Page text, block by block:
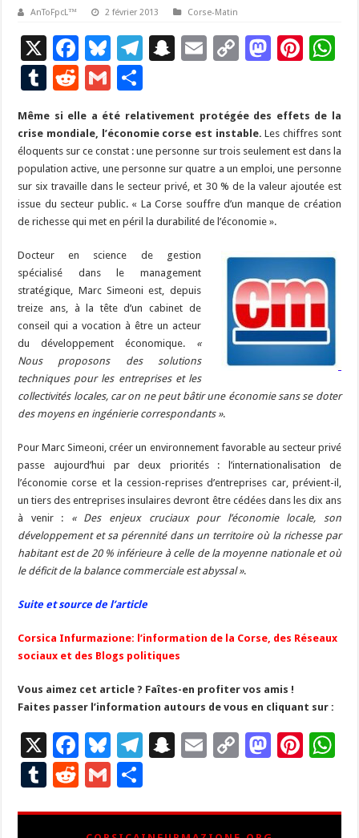
AnToFpcL™ 2 février 2013 Corse-Matin
X
F
ac
e
b
o
o
k
Bl
u
es
ky
T
gr
a
m
S
p
c
h
at
E
l
C
y
Li
n
k
M
d
o
n
Pi
es
t
p
p
T
u
m
bl
r
R
e
d
di
t
G
m
ai
l
ar
ta
g
er
Même si elle a été relativement protégée des effets de la
crise mondiale, l’économie corse est instable.Les chiffres sont
éloquents sur ce constat : une personne sur trois seulement est dans la
population active, une personne sur quatre a un emploi, une personne
sur six travaille dans le secteur privé, et 30 % de la valeur ajoutée est
issue du secteur public. « La Corse souffre d’un manque de création
de richesse qui met en péril la durabilité de l’économie ».
Docteur en science de gestion
spécialisé dans le management
stratégique, Marc Simeoni est, depuis
treize ans, à la tête d’un cabinet de
conseil qui a vocation à être un acteur
du développement économique. «
Nous proposons des solutions
techniques pour les entreprises et les
collectivités locales, car on ne peut bâtir une économie sans se doter
des moyens en ingénierie correspondants ».
Pour Marc Simeoni, créer un environnement favorable au secteur privé
passe aujourd’hui par deux priorités : l’internationalisation de
l’économie corse et la cession-reprises d’entreprises car, prévient-il,
un tiers des entreprises insulaires devront être cédées dans les dix ans
à venir : « Des enjeux cruciaux pour l’économie locale, son
développement et sa pérennité dans un territoire où la richesse par
habitant est de 20 % inférieure à celle de la moyenne nationale et où
le déficit de la balance commerciale est abyssal ».
Suite et source de l’article
Corsica Infurmazione: l’information de la Corse, des Réseaux
sociaux et des Blogs politiques
Vous aimez cet article ? Faîtes-en profiter vos amis !
Faites passer l’information autours de vous en cliquant sur :
X
F
ac
e
b
Bl
u
es
ky
T
gr
S
p
E
l
C
y
M
d
Pi
es
T
R
d
G
ai ta